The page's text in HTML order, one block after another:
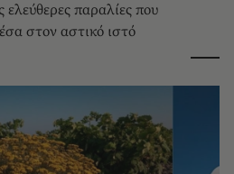
παραλίες που
στον αστικό ιστό